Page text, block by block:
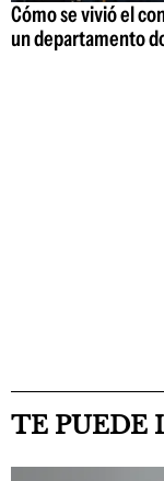
Cómo se vivió el
un departamento
TE PUEDE